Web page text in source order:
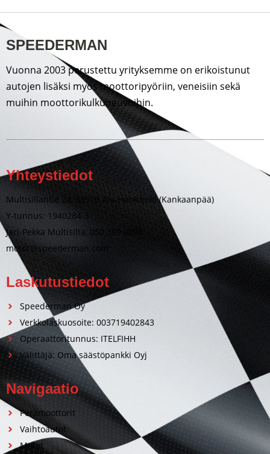
SPEEDERMAN
Vuonna 2003 perustettu yrityksemme on erikoistunut
autojen lisäksi myös moottoripyöriin, veneisiin sekä
muihin moottorikulkuneuvoihin.
Yhteystiedot
Multisillantie 24, 38910 Ala-Honkajoki (Kankaanpää)
Y-tunnus: 1940284-3
Jari-Pekka Multisilta, 050 369 0094
motor@speederman.com
Laskutustiedot
Speederman Oy
Verkkolaskuosoite: 003719402843
Operaattoritunnus: ITELFIHH
Välittäjä: Oma säästöpankki Oyj
Navigaatio
Perämoottorit
Vaihtoautot
Motot